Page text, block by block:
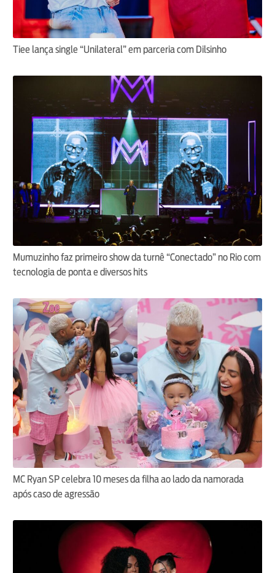
Tiee lança single “Unilateral” em parceria com Dilsinho
Mumuzinho faz primeiro show da turnê “Conectado” no Rio com
tecnologia de ponta e diversos hits
MC Ryan SP celebra 10 meses da filha ao lado da namorada
após caso de agressão